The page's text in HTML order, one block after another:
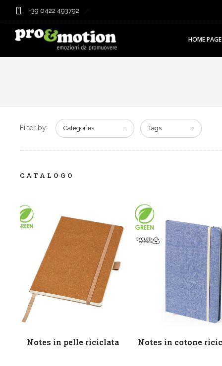
+39 0422 493792
HOME PAGE
Filter by: Categories Tags
CATALOGO
Leggi tutto
Notes in pelle riciclata Leggi tutto
Notes in cotone